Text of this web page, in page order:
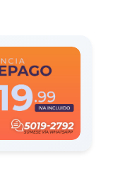
alcohólicas, será
se excluye de la
realizó u omitió la